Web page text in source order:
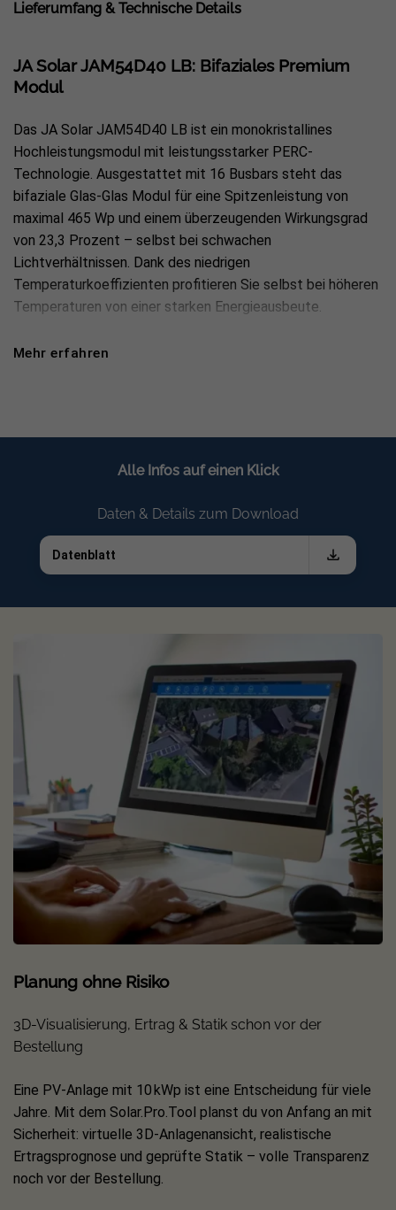
Lieferumfang & Technische Details
JA Solar JAM54D40 LB: Bifaziales Premium
Modul
Das JA Solar JAM54D40 LB ist ein monokristallines
Hochleistungsmodul mit leistungsstarker PERC-
Technologie. Ausgestattet mit 16 Busbars steht das
bifaziale Glas-Glas Modul für eine Spitzenleistung von
maximal 465 Wp und einem überzeugenden Wirkungsgrad
von 23,3 Prozent – selbst bei schwachen
Lichtverhältnissen. Dank des niedrigen
Temperaturkoeffizienten profitieren Sie selbst bei höheren
Temperaturen von einer starken Energieausbeute.
Lieferumfang:
Starke Technik:Mit dem JAM54D40 LB erhalten Sie ein
modernes Hochleistungsmodul mit innovativem Design. So
die das bisher ungenutzte Licht für die Stromgewinnung
Auch die Multi-Busbar-Technologie (16 Busbars) zielt auf
eine starke Performance des Moduls ab. Durch die
integrierten N-Typ-Zellen fällt die LID (lichtinduzierte
Degradation) ebenfalls geringer aus, was die starke
Leistung des Panels zusätzlich unterstützt.
Maximale Leistung für schnelle Amortisation: Dank
seines smarten Designs, erreicht das Premium
Photovoltaikmodul eine Spitzenleistung von bis zu 460Wp
bei einer Effizienz von 23,3 Prozent – selbst bei weniger
optimalen Witterungen. Mit dem niedrigen
Temperaturkoeffizienten sind selbst hohe
Modultemperaturen kein Hindernis für eine starke
Energieausbeute. Durch die Top-Performance und die
konstant hohe Ausbeute amortisiert sich das Modul
schneller im Vergleich zu weniger ertragreichen
Solarpanels.
Verlässliche Performance:
außerdem von der überzeugenden Effizienz bei
Schwachlicht. Dadurch verspricht das Hochleistungsmodul
eine verlässliche Performance und eine konstant hohe
Energieausbeute. Für eine zuverlässige Qualität stehen
auch die 25 Jahre Produkt- und 30 Jahre Leistungsgarantie.
Mehr erfahren
Alle Infos auf einen Klick
Daten & Details zum Download
Datenblatt
Planung ohne Risiko
3D-Visualisierung, Ertrag & Statik schon vor der
Bestellung
Eine PV-Anlage mit 10 kWp ist eine Entscheidung für viele
Jahre. Mit dem Solar.Pro.Tool planst du von Anfang an mit
Sicherheit: virtuelle 3D-Anlagenansicht, realistische
Ertragsprognose und geprüfte Statik – volle Transparenz
noch vor der Bestellung.